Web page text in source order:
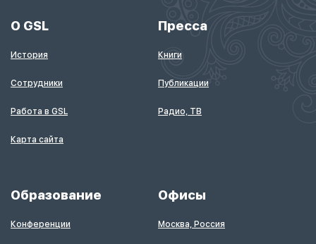
О GSL
История
Сотрудники
Работа в GSL
Карта сайта
Пресса
Книги
Публикации
Радио, ТВ
Образование
Конференции
Офисы
Москва, Россия